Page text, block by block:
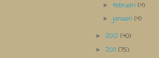
►februari(4)
► januari(4)
► 2012 (40)
► 2011 (75)